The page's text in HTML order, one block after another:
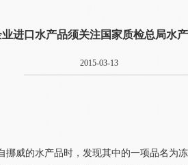
业进口水产品须关注国家质检总局水
2015-03-13
挪威的水产品时，发现其中的一项品名为